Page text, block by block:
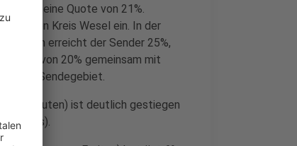
eine Quote von 21%.
für den Kreis Wesel ein. In der
Jahren erreicht der Sender 25%,
von 20% gemeinsam mit
Sendegebiet.
in Minuten) ist deutlich gestiegen
Jahres).